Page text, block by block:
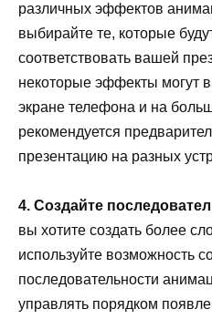
различных эффектов
выбирайте те, которые
соответствовать вашей
некоторые эффекты могут
экране телефона и на
рекомендуется
презентацию на разных
4. Создайте
вы хотите создать более
используйте возможность
последовательности
управлять порядком